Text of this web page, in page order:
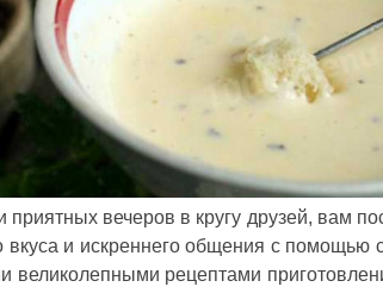
вечеров в кругу друзей, вам
вкуса и искреннего общения с
великолепными рецептами